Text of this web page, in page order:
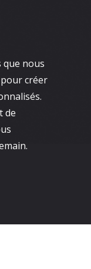
que nous
créer
de